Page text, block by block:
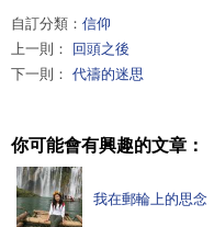
自訂分類： 信仰
上一則：
回頭之後
下一則： 代禱的迷思
你可能會有興趣的文章：
我在郵輪上的思念